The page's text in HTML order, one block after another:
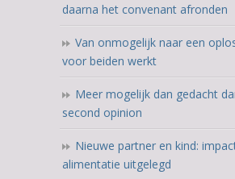
daarna het convenant afronden
Van onmogelijk naar een
voor beiden werkt
Meer mogelijk dan gedacht
second opinion
Nieuwe partner en kind:
alimentatie uitgelegd